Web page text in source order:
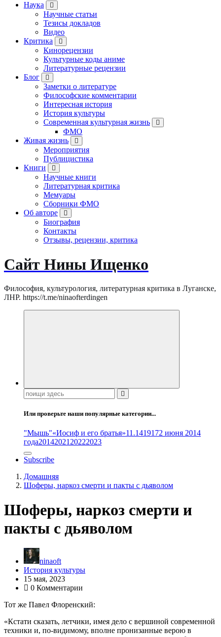
Наука
Научные статьи
Тезисы докладов
Видео
Критика
Кинорецензии
Культурные коды аниме
Литературные рецензии
Блог
Заметки о литературе
Философские комментарии
Интересная история
История культуры
Современная культурная жизнь
ФМО
Живая жизнь
Мероприятия
Публицистика
Книги
Научные книги
Литературная критика
Мемуары
Сборники ФМО
Об авторе
Биография
Контакты
Отзывы, рецензии, критика
Сайт Нины Ищенко
Философия, культурология, литературная критика в Луганске,
ЛНР. https://t.me/ninaofterdingen
Поиск:
Или проверьте наши популярные категории...
"Мышь"«Иосиф и его братья»11.1419172 июня 2014
года2014202120222023
Subscribe
Домашняя
Шоферы, наркоз смерти и пакты с дьяволом
Шоферы, наркоз смерти и
пакты с дьяволом
ninaoft
История культуры
15 мая, 2023
0 Комментарии
Тот же Павел Флоренский:
«Кстати сказать, летчики, имея дело с вершиной современной
техники и, по-видимому, вполне пронизанные верою в